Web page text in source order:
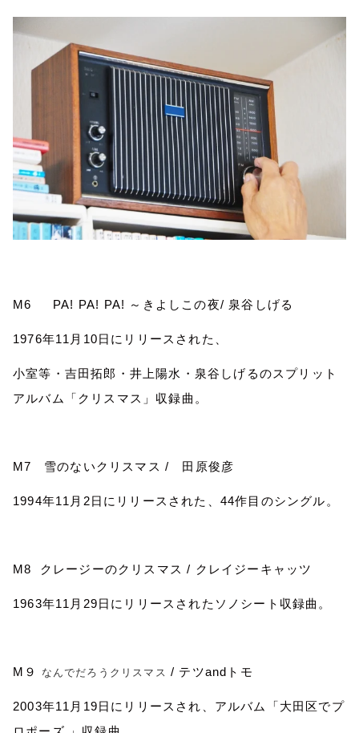
M6 PA! PA! PA! ～きよしこの夜/ 泉谷しげる
1976年11 月 10日にリリースされた、
小室等・吉田拓郎・井上陽水・泉谷しげるのスプリット
アルバム「クリスマス」収録曲。
M7 雪のないクリスマス / 田原俊彦
1994年11 月 2日にリリースされた、 44作目のシングル。
M8 クレージーのクリスマス / クレイジーキャッツ
1963年11 月 29日にリリースされたソノシート収録曲。
M ９ なんでだろうクリスマス/ テツand トモ
2003年11 月 19日にリリースされ、アルバム「大田区でプ